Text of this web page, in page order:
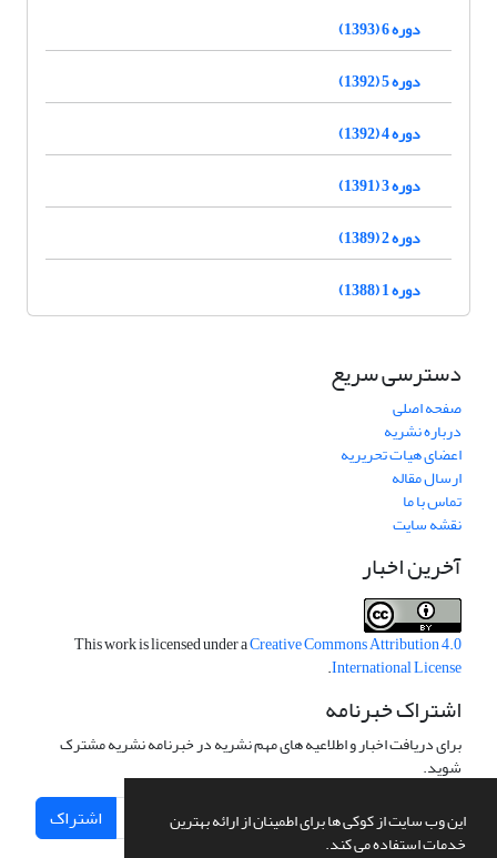
این وب سایت از کوکی ها برای اطمینان از ارائه بهترین
خدمات استفاده می کند.
دوره 6 (1393)
دوره 5 (1392)
دوره 4 (1392)
دوره 3 (1391)
دوره 2 (1389)
دوره 1 (1388)
دسترسی سریع
صفحه اصلی
درباره نشریه
اعضای هیات تحریریه
ارسال مقاله
تماس با ما
نقشه سایت
آخرین اخبار
This work is licensed under aCreative Commons Attribution 4.0
International License
.
اشتراک خبرنامه
برای دریافت اخبار و اطلاعیه های مهم نشریه در خبرنامه نشریه مشترک
شوید.
اشتراک